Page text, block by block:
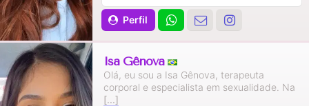
Perfil
Isa Gênova
Olá, eu sou a Isa Gênova, terapeuta
corporal e especialista em sexualidade. Na
[...]